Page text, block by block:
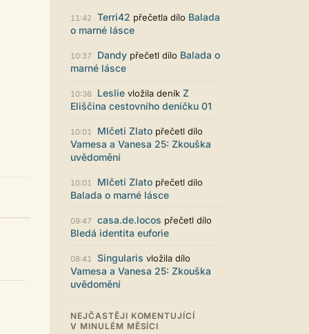
puero 29.07. 11:53
Zajímavý počin. Líbí se mi jak je to
Santiago Dibla 29.07. 11:01
Ahoj všem! Právě jsem publikoval
formátu pdf. Budu moc rád za
přečtení! Sbírka nese název Já v
https://www.palmknihy.cz/ekniha/j
a-v-sobe-428529 Santiago :)
Kristína Melegová
super práca, symbol toho, že to tu
ešte žije
Pena pace Lukio,... bude to tvrdy
zvykani po tech x letech ale
Terri42 26.07. 20:42
Na mobilu to vypadá super :-)
LUKiO 26.07. 20:38
11:42 Terri42 přečetla dílo Balada
o marné lásce
10:37 Dandy přečetl dílo Balada o
marné lásce
10:36 Leslie vložila deník Z
Eliščina cestovního deníčku 01
10:01 Mlčeti Zlato přečetl dílo
Vamesa a Vanesa 25: Zkouška
uvědomění
10:01 Mlčeti Zlato přečetl dílo
Balada o marné lásce
09:47 casa.de.locos přečetl dílo
Bledá identita euforie
08:41 Singularis vložila dílo
Vamesa a Vanesa 25: Zkouška
uvědomění
NEJČASTĚJI KOMENTUJÍCÍ
V MINULÉM MĚSÍCI